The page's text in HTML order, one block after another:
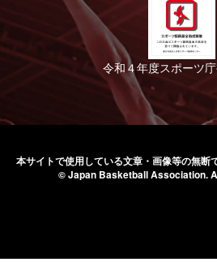
令和４年度スポーツ
本サイトで使用している文章・画像等の無断
© Japan Basketball Association.